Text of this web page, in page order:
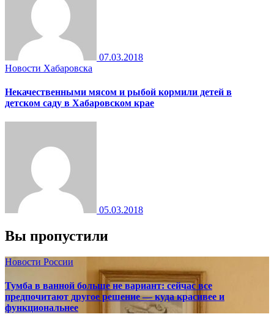
07.03.2018
Новости Хабаровска
Некачественными мясом и рыбой кормили детей в
детском саду в Хабаровском крае
05.03.2018
Вы пропустили
Новости России
Тумба в ванной больше не вариант: сейчас все
предпочитают другое решение — куда красивее и
функциональнее